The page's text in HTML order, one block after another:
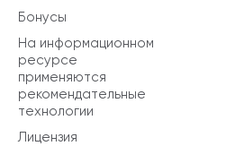
Бонусы
На информационном
ресурсе
применяются
рекомендательные
технологии
Лицензия